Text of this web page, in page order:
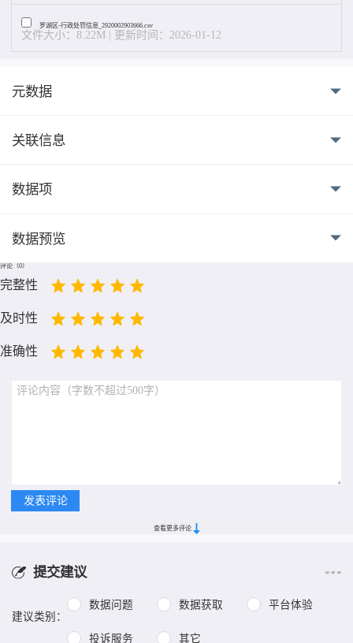
罗湖区-行政处罚信息_2920002903666.csv
文件大小：8.22M | 更新时间：2026-01-12
元数据
关联信息
数据项
数据预览
评论（0）
完整性
及时性
准确性
查看更多评论
提交建议
建议类别：
数据问题 数据获取 平台体验
投诉服务 其它